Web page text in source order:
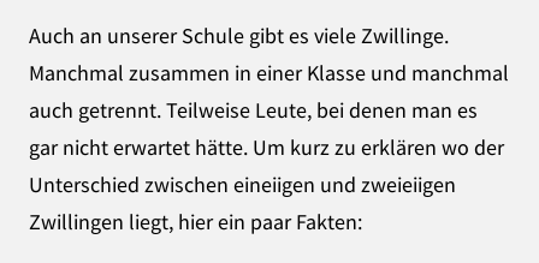
Auch an unserer Schule gibt es viele Zwillinge.
Manchmal zusammen in einer Klasse und manchmal
auch getrennt. Teilweise Leute, bei denen man es
gar nicht erwartet hätte. Um kurz zu erklären wo der
Unterschied zwischen eineiigen und zweieiigen
Zwillingen liegt, hier ein paar Fakten: